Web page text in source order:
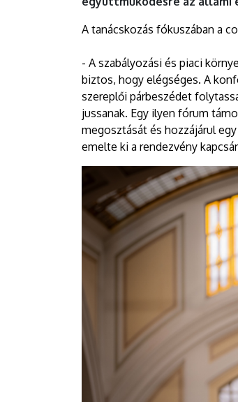
A tanácskozás fókuszában a
- A szabályozási és piaci
biztos, hogy elégséges. A
szereplői párbeszédet
jussanak. Egy ilyen fórum
megosztását és hozzájárul
emelte ki a rendezvény